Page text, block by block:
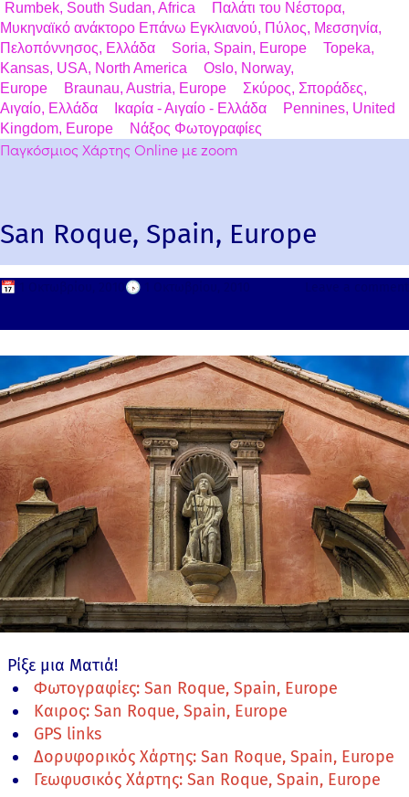
Rumbek, South Sudan, Africa
Παλάτι του Νέστορα,
Μυκηναϊκό ανάκτορο Επάνω Εγκλιανού, Πύλος, Μεσσηνία,
Πελοπόννησος, Ελλάδα
Soria, Spain, Europe
Topeka,
Kansas, USA, North America
Oslo, Norway,
Europe
Braunau, Austria, Europe
Σκύρος, Σποράδες,
Αιγαίο, Ελλάδα
Ικαρία - Αιγαίο - Ελλάδα
Pennines, United
Kingdom, Europe
Νάξος Φωτογραφίες
Παγκόσμιος Χάρτης Online με zoom
San Roque, Spain, Europe
📅 🕟
Ρίξε μια Ματιά!
Φωτογραφίες: San Roque, Spain, Europe
Καιρος: San Roque, Spain, Europe
GPS links
Δορυφορικός Χάρτης: San Roque, Spain, Europe
Γεωφυσικός Χάρτης: San Roque, Spain, Europe